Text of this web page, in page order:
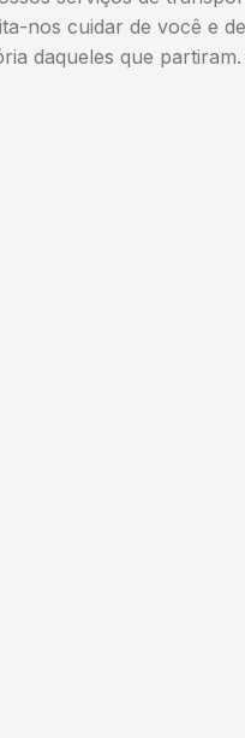
nos cuidar de você e
daqueles que